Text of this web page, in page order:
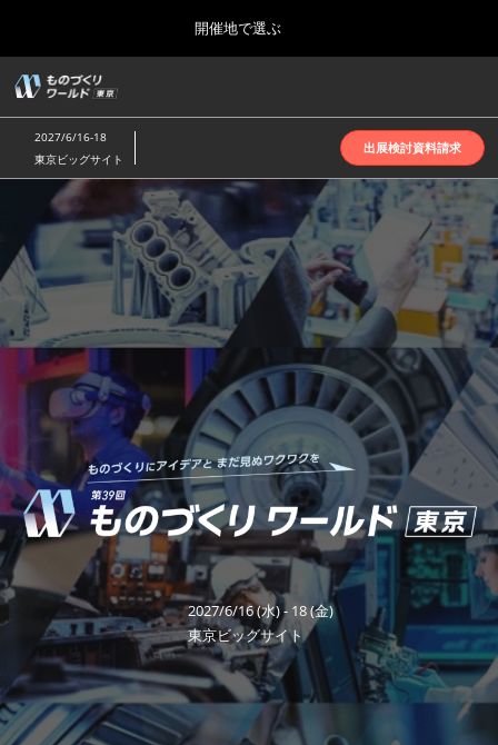
プ
し
進
to
close
the
開催地で選ぶ
名古屋展(4月)
2027年04月07日
ポートメッセなごや | Port Messe Nagoya
東京展(6月)
2027年06月16日
東京ビッグサイト | Tokyo Big Sight
大阪展(10月)
2026年10月07日
インテックス大阪 | INTEX Osaka
福岡展(12月)
2026年12月02日
マリンメッセ福岡｜MARIN MESSE Fukuoka
ー
ナ
ビ
ー
シ
ョ
ン
を
た
た
む
2027/6/16-18
東京ビッグサイト
出展検討資料請求
も
の
づ
く
り
ワ
ー
2027/6/16 (水) - 18 (金)
東京ビッグサイト